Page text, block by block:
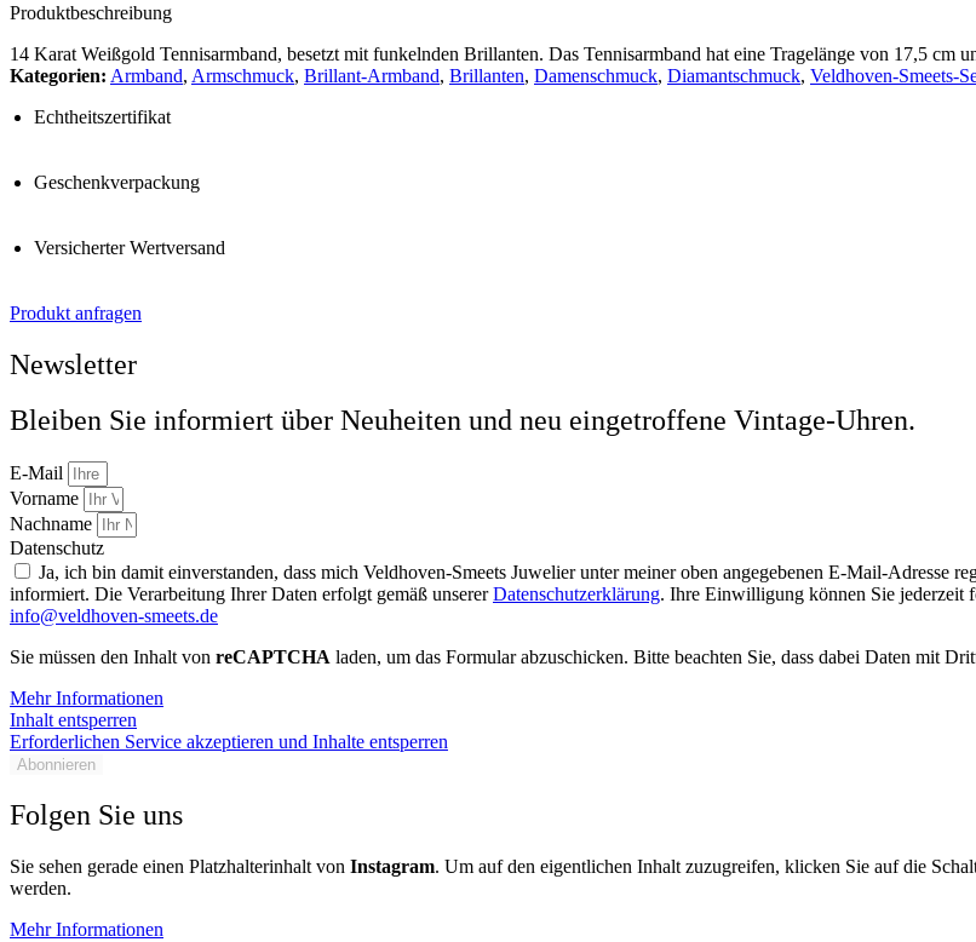
Produktbeschreibung
14 Karat Weißgold Tennisarmband, besetzt mit funkelnden Brillanten. Das Tennisarmband hat eine Tragelänge von 17,5 cm
Kategorien: Armband, Armschmuck, Brillant-Armband, Brillanten, Damenschmuck, Diamantschmuck, Veldhoven-Smeets-
Echtheitszertifikat
Geschenkverpackung
Versicherter Wertversand
Produkt anfragen
Newsletter
Bleiben Sie informiert über Neuheiten und neu eingetroffene Vintage-Uhren.
E-Mail
Vorname
Nachname
Datenschutz
Ja, ich bin damit einverstanden, dass mich Veldhoven-Smeets Juwelier unter meiner oben angegebenen E-Mail-Adresse
informiert. Die Verarbeitung Ihrer Daten erfolgt gemäß unsererDatenschutzerklärung. Ihre Einwilligung können Sie jederzeit
info@veldhoven-smeets.de
Sie müssen den Inhalt von reCAPTCHA laden, um das Formular abzuschicken. Bitte beachten Sie, dass dabei Daten mit
Mehr Informationen
Inhalt entsperren
Erforderlichen Service akzeptieren und Inhalte entsperren
Abonnieren
Folgen Sie uns
Sie sehen gerade einen Platzhalterinhalt von Instagram. Um auf den eigentlichen Inhalt zuzugreifen, klicken Sie auf die
werden.
Mehr Informationen